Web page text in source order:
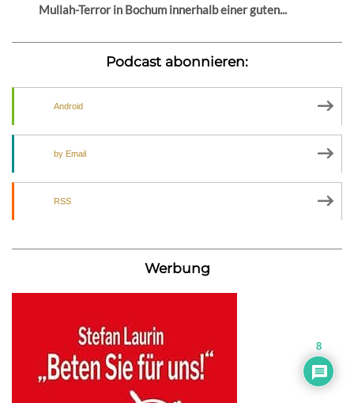
Mullah-Terror in Bochum innerhalb einer guten...
Podcast abonnieren:
Android
by Email
RSS
Werbung
8